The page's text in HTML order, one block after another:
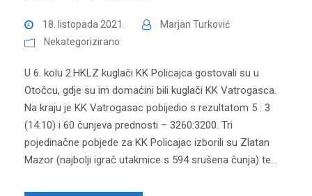
18. listopada 2021.
Marjan Turković
Nekategorizirano
U 6. kolu 2.HKLZ kuglači KK Policajca gostovali su u
Otočcu, gdje su im domaćini bili kuglači KK Vatrogasca.
Na kraju je KK Vatrogasac pobijedio s rezultatom 5 : 3
(14:10) i 60 čunjeva prednosti – 3260:3200. Tri
pojedinačne pobjede za KK Policajac izborili su Zlatan
Mazor (najbolji igrač utakmice s 594 srušena čunja) te...